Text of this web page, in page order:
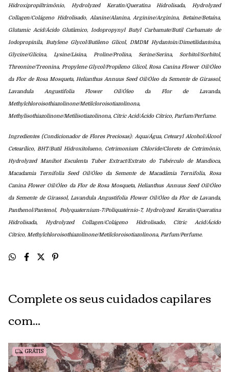
Hidroxipropiltrimônio, Hydrolyzed Keratin/Queratina Hidrolisada, Hydrolyzed
Collagen/Colágeno Hidrolisado, Alanine/Alanina, Arginine/Arginina, Betaine/Betaína,
Glutamic Acid/Ácido Glutâmico, Iodopropynyl Butyl Carbamate/Butil Carbamato de
Iodopropinila, Butylene Glycol/Butileno Glicol, DMDM Hydantoin/Dimetilidantoína,
Glycine/Glicina, Lysine/Lisina, Proline/Prolina, Serine/Serina, Sorbitol/Sorbitol,
Threonine/Treonina, Propylene Glycol/Propileno Glicol, Rosa Canina Flower Oil/Óleo
da Flor de Rosa Mosqueta, Helianthus Annuus Seed Oil/Óleo da Semente de Girassol,
Lavandula Angustifolia Flower Oil/Óleo da Flor de Lavanda,
Methylchloroisothiazolinone/Metilcloroisotiazolinona,
Methylisothiazolinone/Metilisotiazolinona, Citric Acid/Ácido Cítrico, Parfum/Perfume.
Ingredientes (Condicionador de Flores Preciosas): Aqua/Água, Cetearyl Alcohol/Álcool
Cetearílico, BHT/Butil Hidroxitolueno, Cetrimonium Chloride/Cloreto de Cetrimônio,
Hydrolyzed Manihot Esculenta Tuber Extract/Extrato do Tubérculo de Mandioca,
Macadamia Ternifolia Seed Oil/Óleo da Semente de Macadâmia Ternifolia, Rosa
Canina Flower Oil/Óleo da Flor de Rosa Mosqueta, Helianthus Annuus Seed Oil/Óleo
da Semente de Girassol, Lavandula Angustifolia Flower Oil/Óleo da Flor de Lavanda,
Panthenol/Pantenol, Polyquaternium-7/Poliquatérnio-7, Hydrolyzed Keratin/Queratina
Hidrolisada, Hydrolyzed Collagen/Colágeno Hidrolisado, Citric Acid/Ácido
Cítrico, Methylchloroisothiazolinone/Metilcloroisotiazolinona, Parfum/Perfume.
Complete os seus cuidados capilares
com...
GRÁTIS